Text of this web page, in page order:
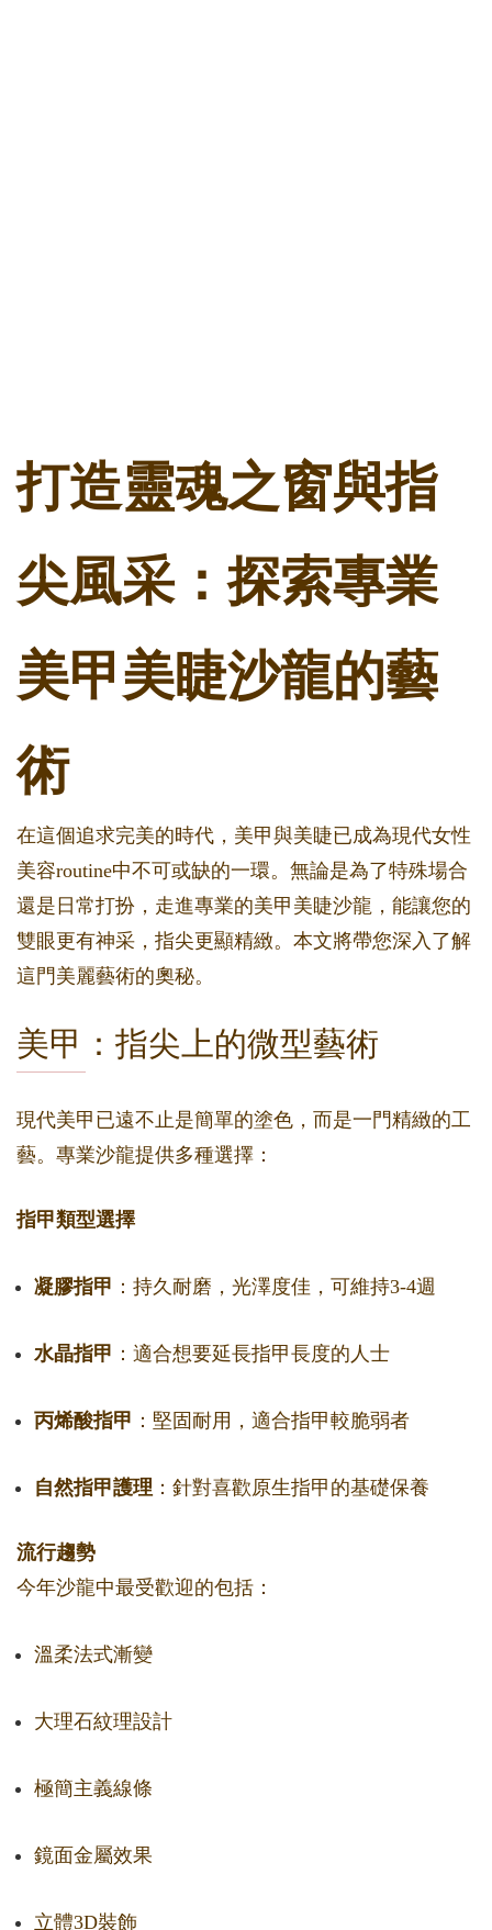
打造靈魂之窗與指
尖風采：探索專業
美甲美睫沙龍的藝
術
在這個追求完美的時代，美甲與美睫已成為現代女性
美容routine中不可或缺的一環。無論是為了特殊場合
還是日常打扮，走進專業的美甲美睫沙龍，能讓您的
雙眼更有神采，指尖更顯精緻。本文將帶您深入了解
這門美麗藝術的奧秘。
美甲：指尖上的微型藝術
現代美甲已遠不止是簡單的塗色，而是一門精緻的工
藝。專業沙龍提供多種選擇：
指甲類型選擇
凝膠指甲 ：持久耐磨，光澤度佳，可維持3-4週
水晶指甲 ：適合想要延長指甲長度的人士
丙烯酸指甲 ：堅固耐用，適合指甲較脆弱者
自然指甲護理 ：針對喜歡原生指甲的基礎保養
流行趨勢
今年沙龍中最受歡迎的包括：
溫柔法式漸變
大理石紋理設計
極簡主義線條
鏡面金屬效果
立體3D裝飾